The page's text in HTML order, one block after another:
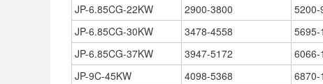
JP-6.85CG-22KW
2900-3800 5200-
JP-6.85CG-30KW
3478-4558 5695-
JP-6.85CG-37KW
3947-5172 6066-
JP-9C-45KW
4098-5368 6870-